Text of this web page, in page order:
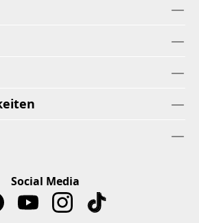
Social Media